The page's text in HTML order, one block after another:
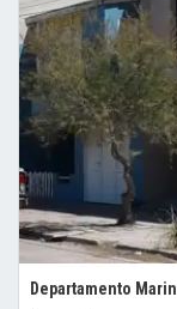
Departamento